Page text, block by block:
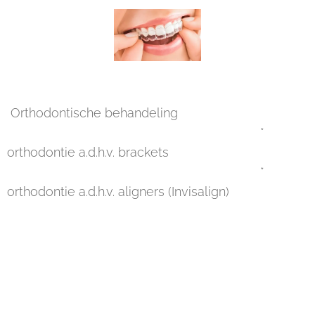
Orthodontische behandeling
*
orthodontie a.d.h.v. brackets
*
orthodontie a.d.h.v. aligners (Invisalign)